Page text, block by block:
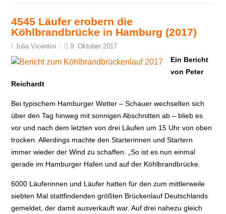
4545 Läufer erobern die
Köhlbrandbrücke in Hamburg (2017)
Julia Vicentini 9. Oktober 2017
Ein Bericht
von Peter
Reichardt
Bei typischem Hamburger Wetter – Schauer wechselten sich
über den Tag hinweg mit sonnigen Abschnitten ab – blieb es
vor und nach dem letzten von drei Läufen um 15 Uhr von oben
trocken. Allerdings machte den Starterinnen und Startern
immer wieder der Wind zu schaffen. „So ist es nun einmal
gerade im Hamburger Hafen und auf der Köhlbrandbrücke.
6000 Läuferinnen und Läufer hatten für den zum mittlerweile
siebten Mal stattfindenden größten Brückenlauf Deutschlands
gemeldet, der damit ausverkauft war. Auf drei nahezu gleich